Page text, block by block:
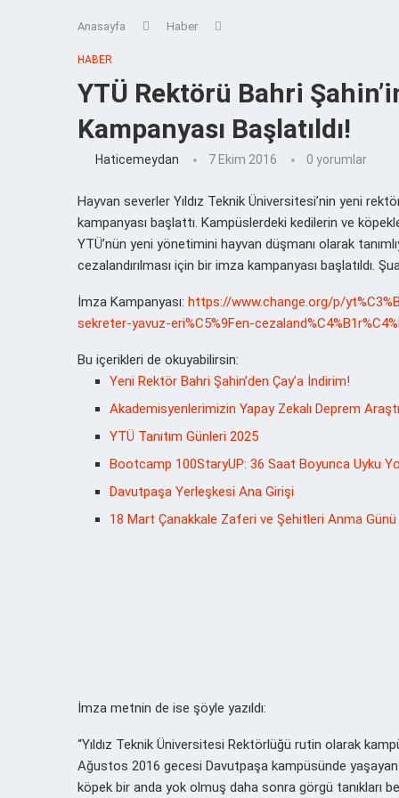
Anasayfa Haber
HABER
YTÜ Rektörü Bahri
Kampanyası Başlatıldı!
Haticemeydan 7 Ekim 2016 0 yorumlar
Hayvan severler Yıldız Teknik Üniversitesi’nin yeni
kampanyası başlattı. Kampüslerdeki kedilerin ve
YTÜ’nün yeni yönetimini hayvan düşmanı olarak
cezalandırılması için bir imza kampanyası başlatıldı.
İmza Kampanyası: https://www.change.org/p/
sekreter-yavuz-eri%C5%9Fen-
Bu içerikleri de okuyabilirsin:
Yeni Rektör Bahri Şahin’den Çay’a İndirim!
Akademisyenlerimizin Yapay Zekalı Deprem
YTÜ Tanıtım Günleri 2025
Bootcamp 100StaryUP: 36 Saat Boyunca Uyku
Davutpaşa Yerleşkesi Ana Girişi
18 Mart Çanakkale Zaferi ve Şehitleri Anma Günü
İmza metnin de ise şöyle yazıldı:
“Yıldız Teknik Üniversitesi Rektörlüğü rutin olarak
Ağustos 2016 gecesi Davutpaşa kampüsünde
köpek bir anda yok olmuş daha sonra görgü tanıkları